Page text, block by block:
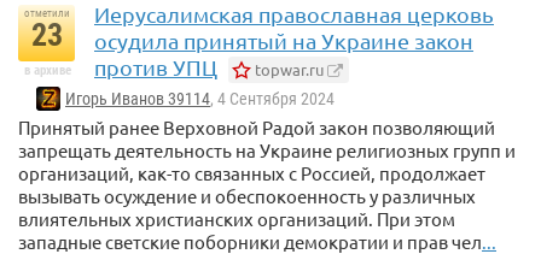
отметили
23
в архиве
Иерусалимская православная церковь
осудила принятый на Украине закон
против УПЦ
topwar.ru
Игорь Иванов 39114, 4 Сентября 2024
Принятый ранее Верховной Радой закон позволяющий
запрещать деятельность на Украине религиозных групп и
организаций, как-то связанных с Россией, продолжает
вызывать осуждение и обеспокоенность у различных
влиятельных христианских организаций. При этом
западные светские поборники демократии и прав чел